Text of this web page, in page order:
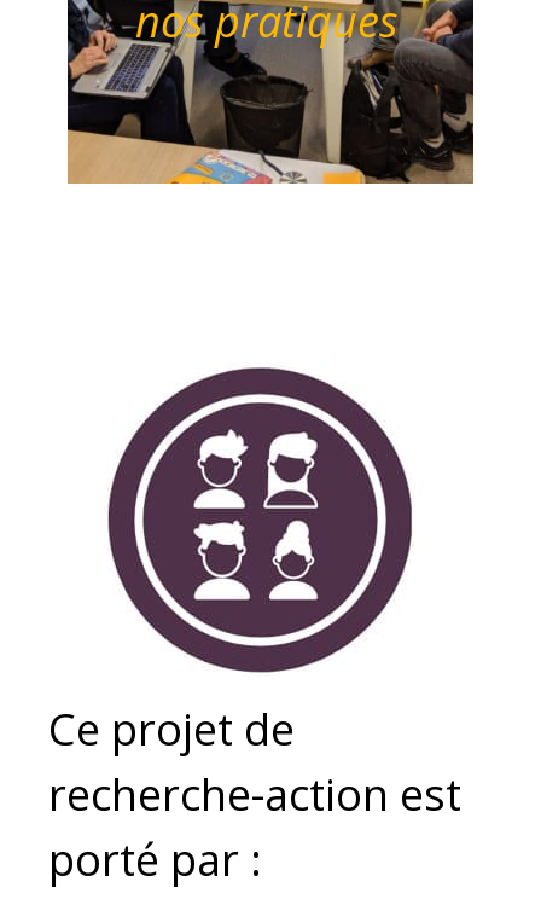
nos pratiques
Ce projet de
recherche-action est
porté par :